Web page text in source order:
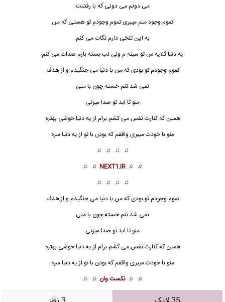
می دونم می دونی که با رفتنت
تموم وجود منم میبری تموم وجودم تو هستی که من
به این تلخی دارم نگات می کنم
یه دنیا گلایه س تو سینه م ولی لب بسته بازم صدات می کنم
تموم وجودم تو بودی که من با دنیا می جنگیدم و از هدف
نمی شد تنم خسته چون با منی
منو تا ابد تو صدامیزنی
همین که کنارت نفس می کشم برام از یه دنیا خوشی بهتره
منو با خودت میبری واقفم که بودن با تو از یه دنیا سره
♫ ♫ ♫ ♫
♫ ♫
NEXT1.IR
♫ ♫
♫ ♫ ♫ ♫
تموم وجودم تو بودی که من با دنیا می جنگیدم و از هدف
نمی شد تنم خسته چون با منی
منو تا ابد تو صدامیزنی
همین که کنارت نفس می کشم برام از یه دنیا خوشی بهتره
منو با خودت میبری واقفم که بودن با تو از یه دنیا سره
♫ ♫ نکست وان ♫ ♫